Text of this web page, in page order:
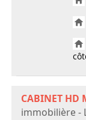
CABINET HD
immobilière -